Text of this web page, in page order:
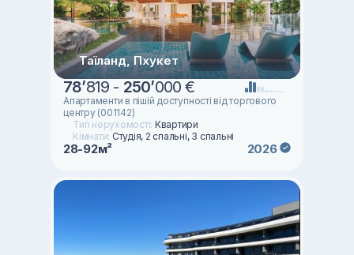
Таїланд, Пхукет
78’819 - 250’000 €
Апартаменти в пішій доступності від торгового
центру (001142)
Тип нерухомості: Квартири
Кімнати: Студія, 2 спальні, 3 спальні
28-92м² 2026